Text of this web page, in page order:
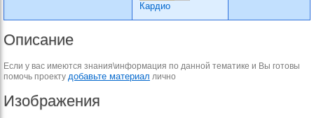
Кардио
Описание
Если у вас имеются знания\информация по данной тематике и Вы готовы
помочь проекту добавьте материал лично
Изображения